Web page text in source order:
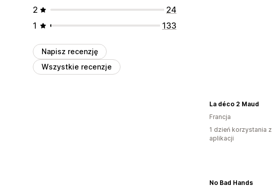
2
24
1
133
Napisz recenzję
Wszystkie recenzje
La déco 2 Maud
Francja
1 dzień korzystania z
aplikacji
No Bad Hands